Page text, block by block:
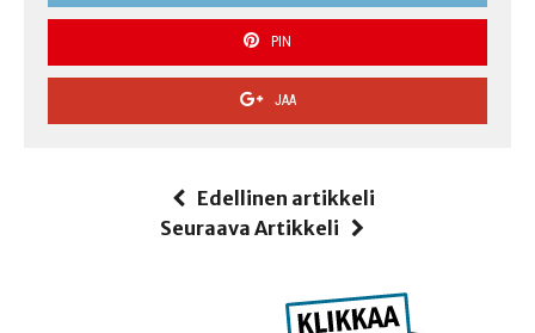
PIN
JAA
Edellinen artikkeli
Seuraava Artikkeli